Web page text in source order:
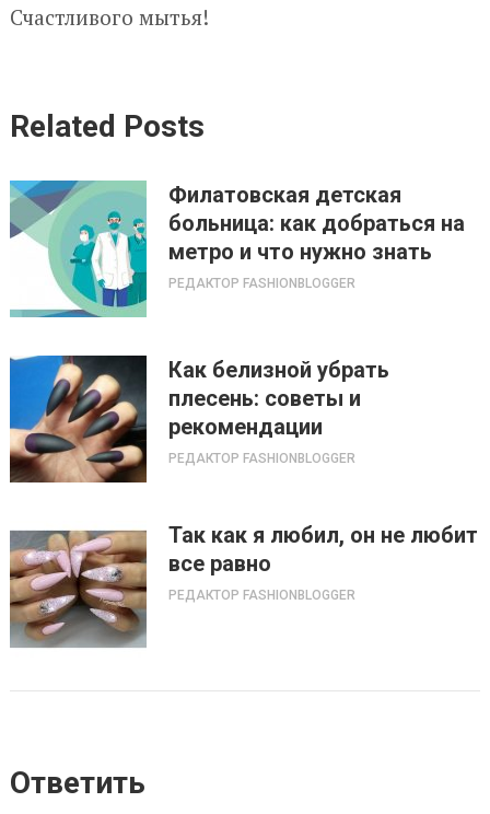
Счастливого мытья!
Related Posts
Филатовская детская
больница: как добраться на
метро и что нужно знать
РЕДАКТОР FASHIONBLOGGER
Как белизной убрать
плесень: советы и
рекомендации
РЕДАКТОР FASHIONBLOGGER
Так как я любил, он не любит
все равно
РЕДАКТОР FASHIONBLOGGER
Ответить